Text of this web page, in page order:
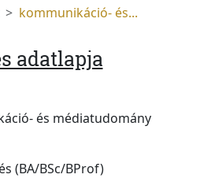
kommunikáció- és...
adatlapja
és médiatudomány
(BA/BSc/BProf)